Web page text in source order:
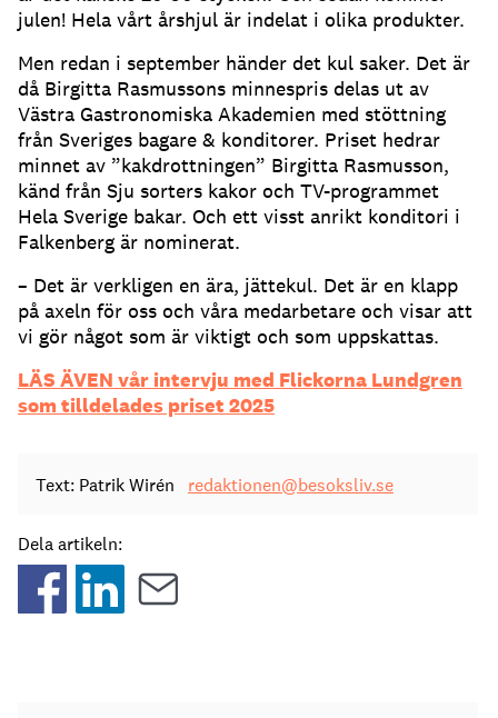
julen! Hela vårt årshjul är indelat i olika produkter.
Men redan i september händer det kul saker. Det är
då Birgitta Rasmussons minnespris delas ut av
Västra Gastronomiska Akademien med stöttning
från Sveriges bagare & konditorer. Priset hedrar
minnet av ”kakdrottningen” Birgitta Rasmusson,
känd från Sju sorters kakor och TV-programmet
Hela Sverige bakar. Och ett visst anrikt konditori i
Falkenberg är nominerat.
– Det är verkligen en ära, jättekul. Det är en klapp
på axeln för oss och våra medarbetare och visar att
vi gör något som är viktigt och som uppskattas.
LÄS ÄVEN vår intervju med Flickorna Lundgren
som tilldelades priset 2025
Text: Patrik Wirén redaktionen@besoksliv.se
Dela artikeln: